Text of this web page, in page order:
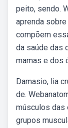
peito, sendo.
aprenda
compõem
da saúde das
mamas e dos
Damasio, lia
de.
músculos
grupos